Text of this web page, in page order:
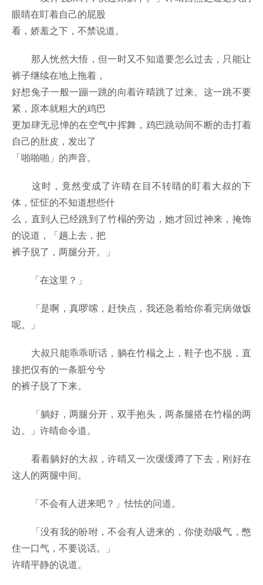
眼睛在盯着自己的屁股
看，娇羞之下，不禁说道。
那人恍然大悟，但一时又不知道要怎么过去，只能让
裤子继续在地上拖着，
好想兔子一般一蹦一跳的向着许晴跳了过来。这一跳不要
紧，原本就粗大的鸡巴
更加肆无忌惮的在空气中挥舞，鸡巴跳动间不断的击打着
自己的肚皮，发出了
「啪啪啪」的声音。
这时，竟然变成了许晴在目不转睛的盯着大叔的下
体，怔怔的不知道想些什
么，直到人已经跳到了竹榻的旁边，她才回过神来，掩饰
的说道，「趟上去，把
裤子脱了，两腿分开。」
「在这里？」
「是啊，真啰嗦，赶快点，我还急着给你看完病做饭
呢。」
大叔只能乖乖听话，躺在竹榻之上，鞋子也不脱，直
接把仅有的一条脏兮兮
的裤子脱了下来。
「躺好，两腿分开，双手抱头，两条腿搭在竹榻的两
边。」许晴命令道。
看着躺好的大叔，许晴又一次缓缓蹲了下去，刚好在
这人的两腿中间。
「不会有人进来吧？」怯怯的问道。
「没有我的吩咐，不会有人进来的，你使劲吸气，憋
住一口气，不要说话。」
许晴平静的说道。